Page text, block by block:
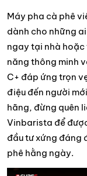
Máy pha cà phê
dành cho những
ngay tại nhà hoặc
năng thông minh
C+ đáp ứng trọn
điệu đến người
hãng, đừng quên
Vinbarista để
đầu tư xứng đáng
phê hằng ngày.